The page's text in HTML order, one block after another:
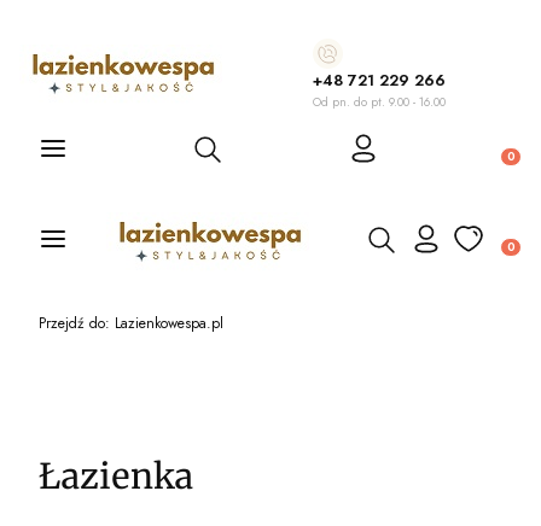
+48 721 229 266
Od pn. do pt. 9.00 - 16.00
Otwórz wyszukiwarkę
Otwórz wyszukiwarkę
Przejdź do: Lazienkowespa.pl
Łazienka